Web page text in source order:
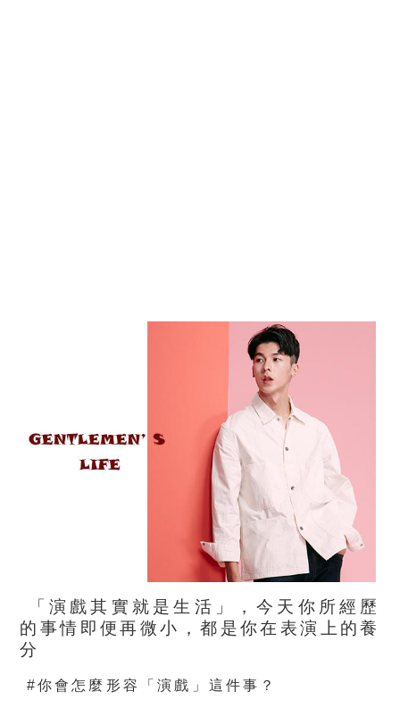
「演戲其實就是生活」，今天你所經歷
的事情即便再微小，都是你在表演上的養
分
#你會怎麼形容「演戲」這件事？